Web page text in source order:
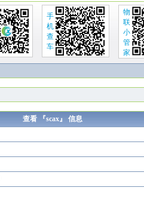
手
机
查
车
物
联
小
管
家
查看 『scax』 信息